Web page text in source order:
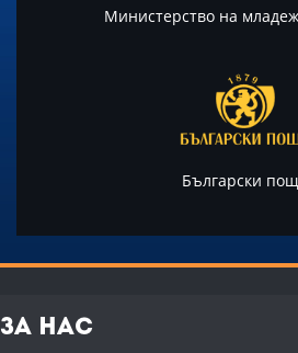
Министерство на
Български
За нас